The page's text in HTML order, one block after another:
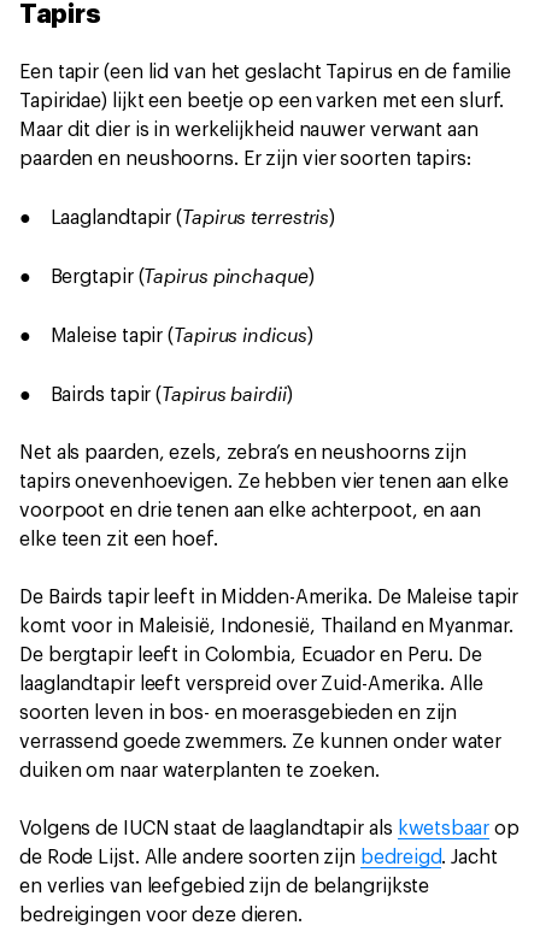
Tapirs
Een tapir (een lid van het geslacht Tapirus en de familie
Tapiridae) lijkt een beetje op een varken met een slurf.
Maar dit dier is in werkelijkheid nauwer verwant aan
paarden en neushoorns. Er zijn vier soorten tapirs:
● Laaglandtapir (Tapirus terrestris)
● Bergtapir (Tapirus pinchaque)
● Maleise tapir (Tapirus indicus)
● Bairds tapir (Tapirus bairdii)
Net als paarden, ezels, zebra’s en neushoorns zijn
tapirs onevenhoevigen. Ze hebben vier tenen aan elke
voorpoot en drie tenen aan elke achterpoot, en aan
elke teen zit een hoef.
De Bairds tapir leeft in Midden-Amerika. De Maleise tapir
komt voor in Maleisië, Indonesië, Thailand en Myanmar.
De bergtapir leeft in Colombia, Ecuador en Peru. De
laaglandtapir leeft verspreid over Zuid-Amerika. Alle
soorten leven in bos- en moerasgebieden en zijn
verrassend goede zwemmers. Ze kunnen onder water
duiken om naar waterplanten te zoeken.
Volgens de IUCN staat de laaglandtapir als kwetsbaarop
de Rode Lijst. Alle andere soorten zijn bedreigd. Jacht
en verlies van leefgebied zijn de belangrijkste
bedreigingen voor deze dieren.